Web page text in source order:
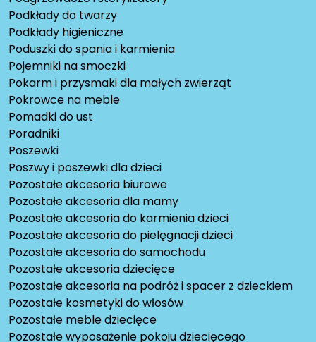
Podkłady do twarzy
Podkłady higieniczne
Poduszki do spania i karmienia
Pojemniki na smoczki
Pokarm i przysmaki dla małych zwierząt
Pokrowce na meble
Pomadki do ust
Poradniki
Poszewki
Poszwy i poszewki dla dzieci
Pozostałe akcesoria biurowe
Pozostałe akcesoria dla mamy
Pozostałe akcesoria do karmienia dzieci
Pozostałe akcesoria do pielęgnacji dzieci
Pozostałe akcesoria do samochodu
Pozostałe akcesoria dziecięce
Pozostałe akcesoria na podróż i spacer z dzieckiem
Pozostałe kosmetyki do włosów
Pozostałe meble dziecięce
Pozostałe wyposażenie pokoju dziecięcego